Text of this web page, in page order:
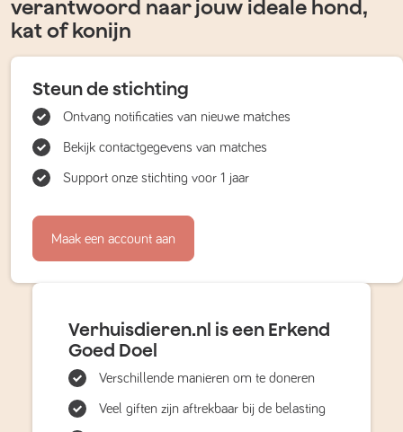
verantwoord naar jouw ideale hond,
kat of konijn
Steun de stichting
Ontvang notificaties van nieuwe matches
Bekijk contactgegevens van matches
Support onze stichting voor 1 jaar
Maak een account aan
Verhuisdieren.nl is een Erkend
Goed Doel
Verschillende manieren om te doneren
Veel giften zijn aftrekbaar bij de belasting